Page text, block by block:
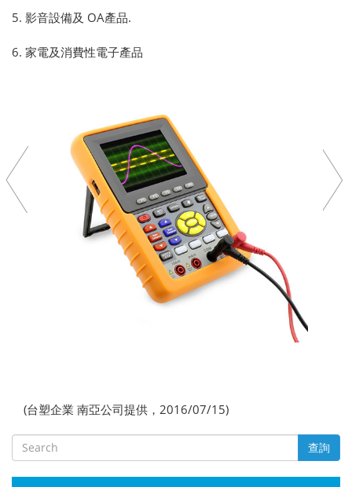
5. 影音設備及 OA產品.
6. 家電及消費性電子產品
(台塑企業 南亞公司提供，2016/07/15)
查詢